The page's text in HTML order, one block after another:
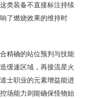
类装备不直接标注持续
了燃烧效果的维持时
精确的站位预判与技能
缓速区域，再接流星火
士职业的元素增益能进
场能力则能确保怪物始